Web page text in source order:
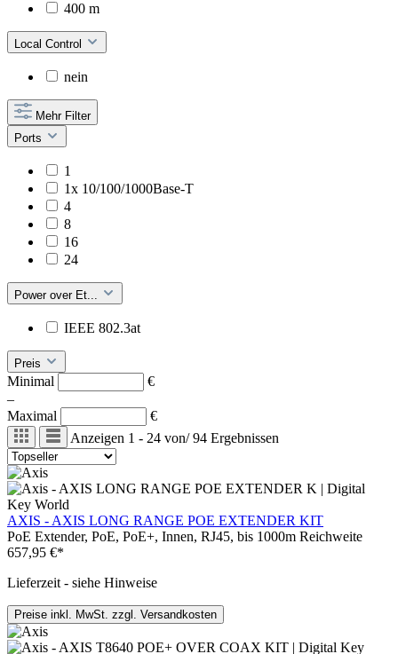
400 m
Local Control
nein
Mehr Filter
Ports
1
1x 10/100/1000Base-T
4
8
16
24
Power over Et...
IEEE 802.3at
Preis
Minimal
€
–
Maximal
€
Anzeigen 1 - 24 von/94 Ergebnissen
AXIS - AXIS LONG RANGE POE EXTENDER KIT
PoE Extender, PoE, PoE+, Innen, RJ45, bis 1000m Reichweite
657,95 €*
Lieferzeit - siehe Hinweise
Preise inkl. MwSt. zzgl. Versandkosten